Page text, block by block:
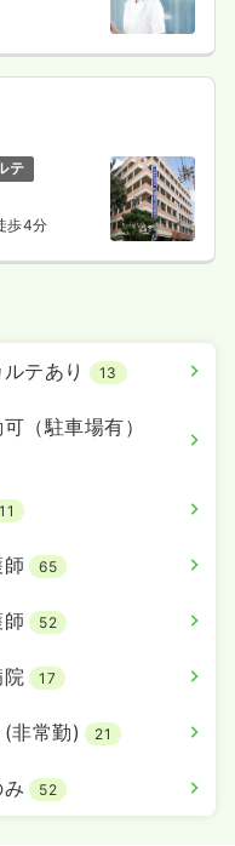
詳細を見る
詳細を見る
テ
歩4分
テあり 13
（駐車場有）
11
65
52
院 17
非常勤) 21
52